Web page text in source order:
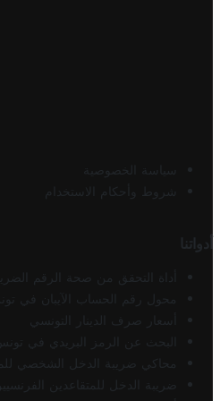
سياسة الخصوصية
شروط وأحكام الاستخدام
أدواتنا
أداة التحقق من صحة الرقم
محول رقم الحساب الآيبان في
أسعار صرف الدينار التونسي
البحث عن الرمز البريدي في تونس
محاكي ضريبة الدخل الشخصي
ضريبة الدخل للمتقاعدين